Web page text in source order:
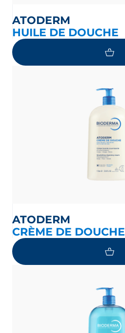
ATODERM
HUILE DE DOUCHE
ATODERM
CRÈME DE DOUCHE